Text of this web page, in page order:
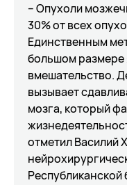
– Опухоли
30% от всех
Единственным
большом размере
вмешательство.
вызывает
мозга, который
отметил Василий
Республиканской